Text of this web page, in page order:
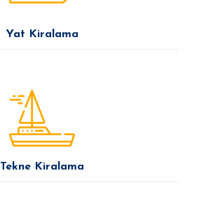
Yat Kiralama
Tekne Kiralama